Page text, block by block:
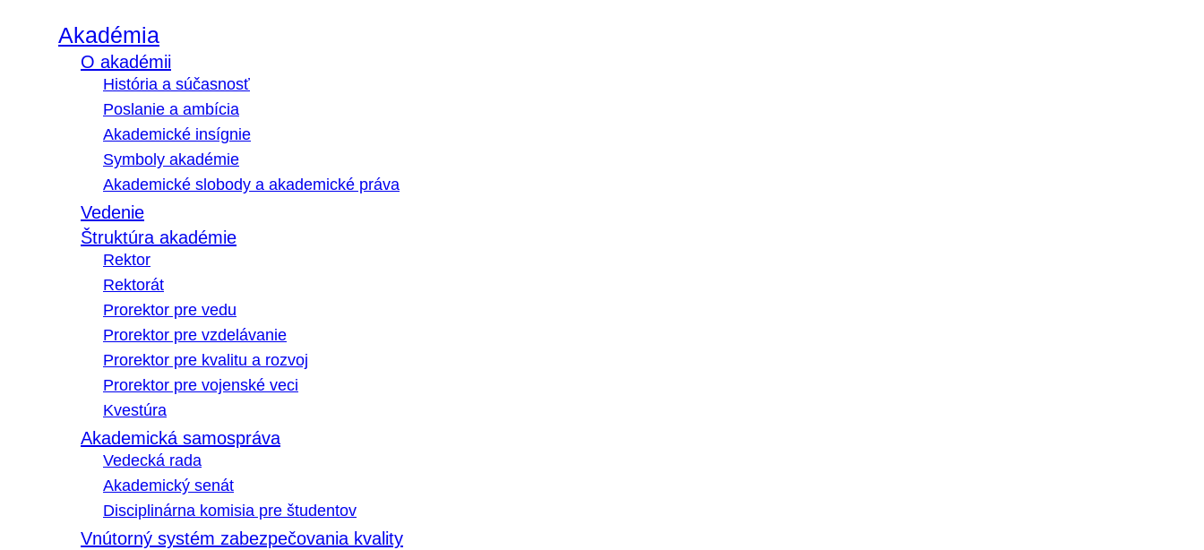
Akadémia
O akadémii
História a súčasnosť
Poslanie a ambícia
Akademické insígnie
Symboly akadémie
Akademické slobody a akademické práva
Vedenie
Štruktúra akadémie
Rektor
Rektorát
Prorektor pre vedu
Prorektor pre vzdelávanie
Prorektor pre kvalitu a rozvoj
Prorektor pre vojenské veci
Kvestúra
Akademická samospráva
Vedecká rada
Akademický senát
Disciplinárna komisia pre študentov
Vnútorný systém zabezpečovania kvality